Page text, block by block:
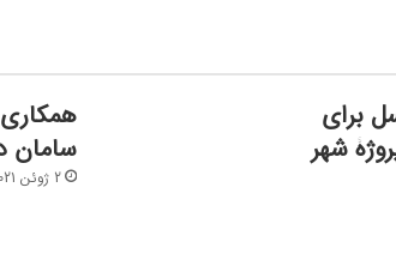
برای
شهر
سامان
2 ژوئن 2021